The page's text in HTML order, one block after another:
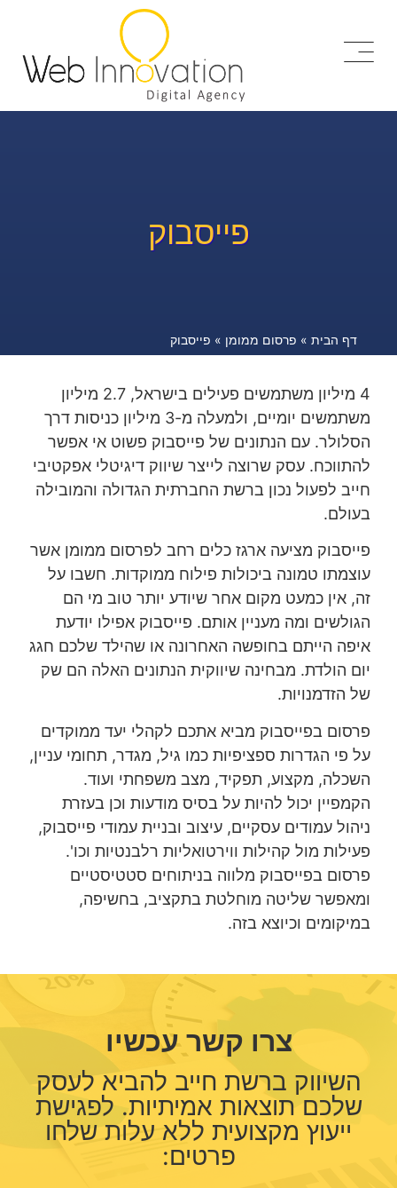
פייסבוק
דף הבית » פרסום ממומן » פייסבוק
4 מיליון משתמשים פעילים בישראל, 2.7 מיליון
משתמשים יומיים, ולמעלה מ-3 מיליון כניסות דרך
הסלולר. עם הנתונים של פייסבוק פשוט אי אפשר
להתווכח. עסק שרוצה לייצר שיווק דיגיטלי אפקטיבי
חייב לפעול נכון ברשת החברתית הגדולה והמובילה
בעולם.
פייסבוק מציעה ארגז כלים רחב לפרסום ממומן אשר
עוצמתו טמונה ביכולות פילוח ממוקדות. חשבו על
זה, אין כמעט מקום אחר שיודע יותר טוב מי הם
הגולשים ומה מעניין אותם. פייסבוק אפילו יודעת
איפה הייתם בחופשה האחרונה או שהילד שלכם חגג
יום הולדת. מבחינה שיווקית הנתונים האלה הם שק
של הזדמנויות.
פרסום בפייסבוק מביא אתכם לקהלי יעד ממוקדים
על פי הגדרות ספציפיות כמו גיל, מגדר, תחומי עניין,
השכלה, מקצוע, תפקיד, מצב משפחתי ועוד.
הקמפיין יכול להיות על בסיס מודעות וכן בעזרת
ניהול עמודים עסקיים, עיצוב ובניית עמודי פייסבוק,
פעילות מול קהילות ווירטואליות רלבנטיות וכו'.
פרסום בפייסבוק מלווה בניתוחים סטטיסטיים
ומאפשר שליטה מוחלטת בתקציב, בחשיפה,
במיקומים וכיוצא בזה.
צרו קשר עכשיו
השיווק ברשת חייב להביא לעסק
שלכם תוצאות אמיתיות. לפגישת
ייעוץ מקצועית ללא עלות שלחו
פרטים: